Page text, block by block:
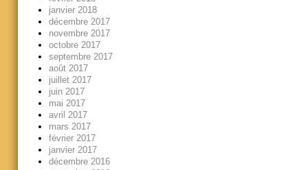
janvier 2018
décembre 2017
novembre 2017
octobre 2017
septembre 2017
août 2017
juillet 2017
juin 2017
mai 2017
avril 2017
mars 2017
février 2017
janvier 2017
décembre 2016